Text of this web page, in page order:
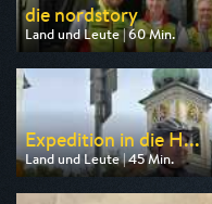
die nordstory
Land und Leute | 60 Min.
Ausgestrahlt von NDR
am 07.08.2026, 20:15
Expedition in die H...
Land und Leute | 45 Min.
Ausgestrahlt von SWR
am 07.08.2026, 20:15